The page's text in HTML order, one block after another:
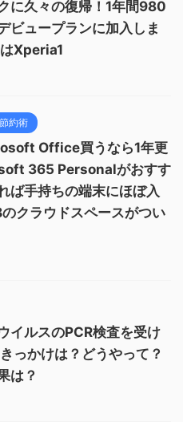
に久々の復帰！1年間980
ビュープランに加入しま
Xperia1
節約術
Office買うなら1年更
365 Personalがおすす
ば手持ちの端末にほぼ入
クラウドスペースがつい
イルスのPCR検査を受け
っかけは？どうやって？
は？